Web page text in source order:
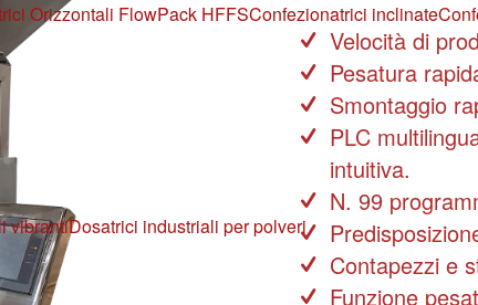
Orizzontali FlowPack HFFSConfezionatrici inclinate
vibrantiDosatrici industriali per polveri
Velocità di
Pesatura
Smontaggio
PLC
intuitiva.
N. 99
Contapezzi e
Funzione